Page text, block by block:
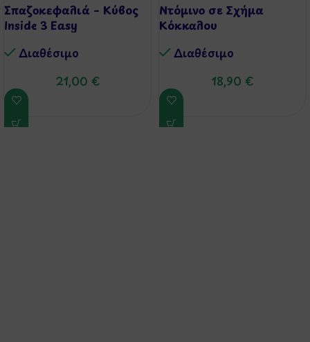
Σπαζοκεφαλιά – Κύβος
Inside 3 Easy
Διαθέσιμo
21,00 €
Ντόμινο σε Σχήμα
Κόκκαλου
Διαθέσιμo
18,90 €